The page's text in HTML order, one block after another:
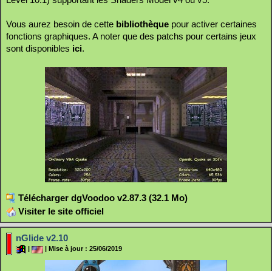
Vous aurez besoin de cette bibliothèque pour activer certaines
fonctions graphiques. A noter que des patchs pour certains jeux
sont disponibles ici.
Télécharger dgVoodoo v2.87.3 (32.1 Mo)
Visiter le site officiel
nGlide v2.10
| Mise à jour : 25/06/2019